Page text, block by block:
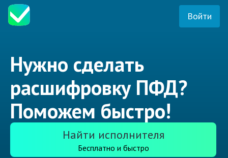
Войти
Нужно сделать
расшифровку ПФД?
Поможем быстро!
Найти исполнителя
Бесплатно и быстро